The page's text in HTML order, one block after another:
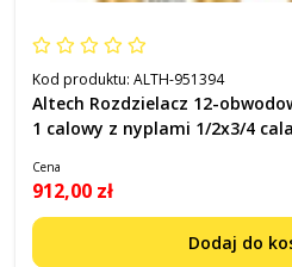
Kod produktu: ALTH-951394
Altech Rozdzielacz 12-
1 calowy z nyplami 1/2x3/4
Cena
912,00 zł
Dodaj do